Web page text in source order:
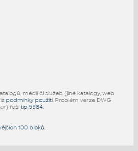
médií či služeb (jiné katalogy, web
podmínky použití. Problém verze DWG
) řešítip 5584.
100 bloků.